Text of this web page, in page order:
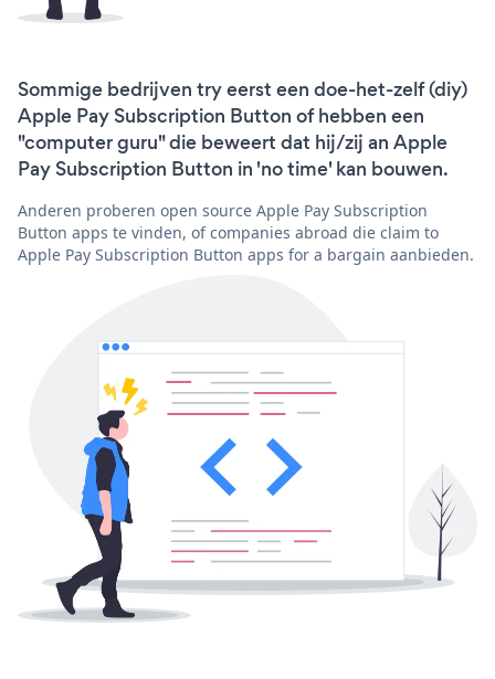
Sommige bedrijven try eerst een doe-het-zelf (diy)
Apple Pay Subscription Button of hebben een
"computer guru" die beweert dat hij/zij an Apple
Pay Subscription Button in 'no time' kan bouwen.
Anderen proberen open source Apple Pay Subscription
Button apps te vinden, of companies abroad die claim to
Apple Pay Subscription Button apps for a bargain aanbieden.